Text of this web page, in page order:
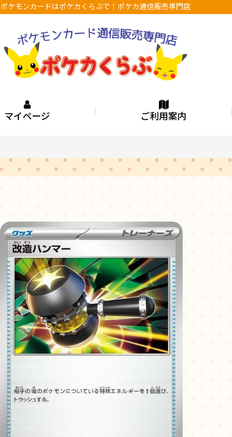
ポケモンカードはポケカくらぶで！ポケカ通信販売専門店
マイページ ご利用案内